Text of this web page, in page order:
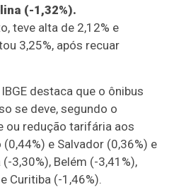
(-1,32%).
teve alta de 2,12% e
3,25%, após recuar
destaca que o ônibus
se deve, segundo o
ou redução tarifária aos
e Salvador (0,36%) e
3,30%), Belém (-3,41%),
Curitiba (-1,46%).